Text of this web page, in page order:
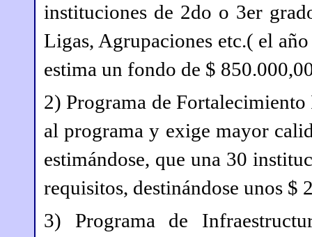
instituciones de 2do o 3er
Ligas, Agrupaciones etc.( el
estima un fondo de $
2) Programa de
al programa y exige mayor
estimándose, que una 30
requisitos, destinándose unos $
3) Programa de